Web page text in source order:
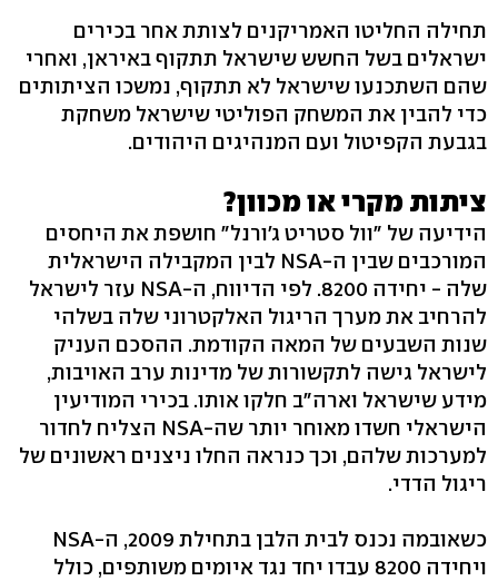
תחילה החליטו האמריקנים לצותת אחר בכירים
ישראלים בשל החשש שישראל תתקוף באיראן, ואחרי
שהם השתכנעו שישראל לא תתקוף, נמשכו הציתותים
כדי להבין את המשחק הפוליטי שישראל משחקת
בגבעת הקפיטול ועם המנהיגים היהודים.
ציתות מקרי או מכוון?
הידיעה של "וול סטריט ג'ורנל" חושפת את היחסים
המורכבים שבין ה-NSA לבין המקבילה הישראלית
שלה - יחידה 8200. לפי הדיווח, ה-NSA עזר לישראל
להרחיב את מערך הריגול האלקטרוני שלה בשלהי
שנות השבעים של המאה הקודמת. ההסכם העניק
לישראל גישה לתקשורות של מדינות ערב האויבות,
מידע שישראל וארה"ב חלקו אותו. בכירי המודיעין
הישראלי חשדו מאוחר יותר שה-NSA הצליח לחדור
למערכות שלהם, וכך כנראה החלו ניצנים ראשונים של
ריגול הדדי.
כשאובמה נכנס לבית הלבן בתחילת 2009, ה-NSA
ויחידה 8200 עבדו יחד נגד איומים משותפים, כולל